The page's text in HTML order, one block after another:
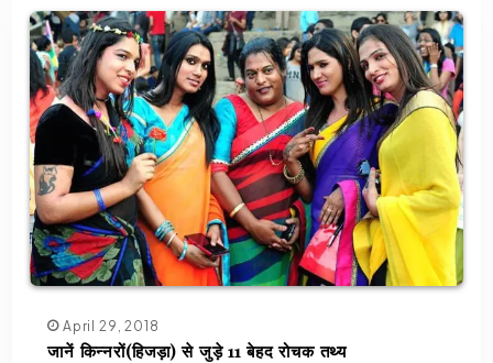
April 29, 2018
जानें किन्नरों(हिजड़ा) से जुड़े 11 बेहद रोचक तथ्य